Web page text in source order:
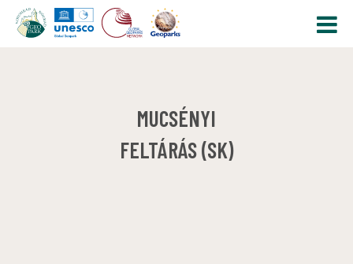
MUCSÉNYI
FELTÁRÁS (SK)